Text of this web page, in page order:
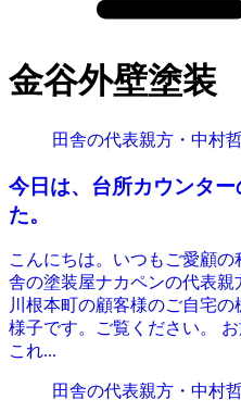
金谷外壁塗装
田舎の代表親方・中村
今日は、台所カウンタ
た。
こんにちは。いつもご愛顧
舎の塗装屋ナカペンの代表親
川根本町の顧客様のご自宅
様子です。ご覧ください。
これ...
田舎の代表親方・中村